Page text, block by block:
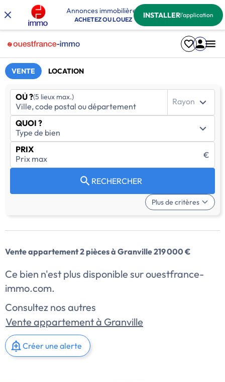
Annonces immobilières
ACHETEZ OU LOUEZ INSTALLERl'application
VENTE LOCATION
OÙ ?(5 lieux max.) Rayon
QUOI ?
PRIX
€
RECHERCHER
Plus de critères
Vente appartement 2 pièces à Granville 219 000 €
Ce bien n'est plus disponible sur ouestfrance-
immo.com.
Consultez nos autres
Vente appartement à Granville
Créer une alerte